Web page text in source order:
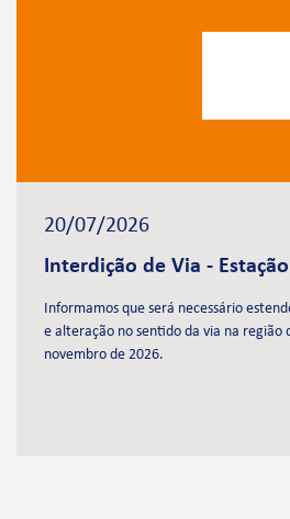
20/07/2026
Interdição de Via -
Informamos que será necessário
e alteração no sentido da via na região
novembro de 2026.